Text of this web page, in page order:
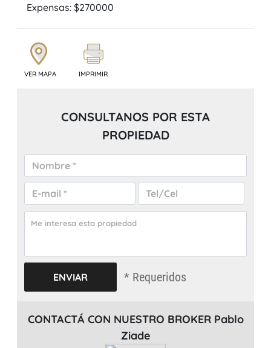
Expensas: $270000
VER MAPA IMPRIMIR
CONSULTANOS POR ESTA
PROPIEDAD
* Requeridos
CONTACTÁ CON NUESTRO BROKER Pablo
Ziade